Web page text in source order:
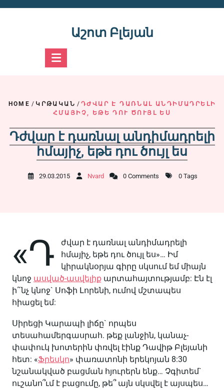
Աշոտ Բլեյան
HOME / ԿՐԹԱԿԱՆ / ԴԺՎԱՐ Է ԴԱՌՆԱԼ ԱՆԴԻՄԱԴՐԵԼԻ
ՀՄԱՅԻՉ, ԵԹԵ ԴՈՒ ԾՈՒՅԼ ԵՍ
Դժվար է դառնալ անդիմադրելի
հմայիչ, եթե դու ծույլ ես
29.03.2015 Nvard 0 Comments 0 Tags
«Դ
ժվար է դառնալ անդիմադրելի
հմայիչ, եթե դու ծույլ ես»… Իմ
կիրակնօրյա գիրը սկսում եմ միայն
կնոջ ասված-ասվելիք արտահայտությամբ: Էն էլ
ի˜նչ կնոջ` Սոֆի Լորենի, ումով մշտապես
հիացել եմ:
Սիրեցի Կարապի լիճը` որպես
տեսահամերգասրահ. թեք լանջին, կանաչ-
փափուկ խոտերին փռվել էինք Դավիթ Բլեյանի
հետ: «Ֆրեսկո» փառատոնի երեկոյան 8:30
նշանակված բացման հյուրերն ենք… Չգիտեմ`
ուշանո՞ւմ է բացումը, թե՞ այն սկսվել է այսպես…